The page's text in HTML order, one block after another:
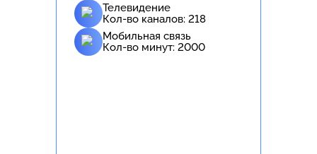
Телевидение
Кол-во каналов: 218
Мобильная связь
Кол-во минут: 2000